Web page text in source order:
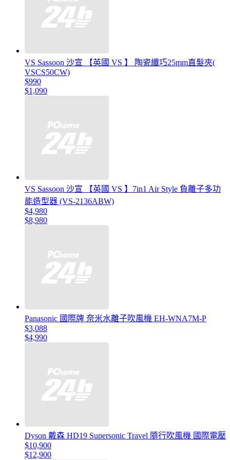
VS Sassoon 沙宣 【英國 VS 】 陶瓷纖巧25mm直髮夾(
VSCS50CW)
$990
$1,090
VS Sassoon 沙宣 【英國 VS 】7in1 Air Style 負離子多功
能造型器 (VS-2136ABW)
$4,980
$8,980
Panasonic 國際牌 奈米水離子吹風機 EH-WNA7M-P
$3,088
$4,990
Dyson 戴森 HD19 Supersonic Travel 隨行吹風機 國際電壓
$10,900
$12,900